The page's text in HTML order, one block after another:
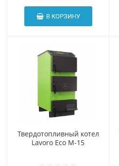
В КОРЗИНУ
Твердотопливный котел
Lavoro Eco M-15